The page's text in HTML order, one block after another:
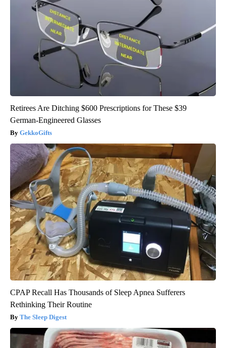
Retirees Are Ditching $600 Prescriptions for These $39
German-Engineered Glasses
GekkoGifts
CPAP Recall Has Thousands of Sleep Apnea Sufferers
Rethinking Their Routine
The Sleep Digest